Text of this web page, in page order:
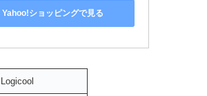
Yahoo!ショッピングで見る
Logicool